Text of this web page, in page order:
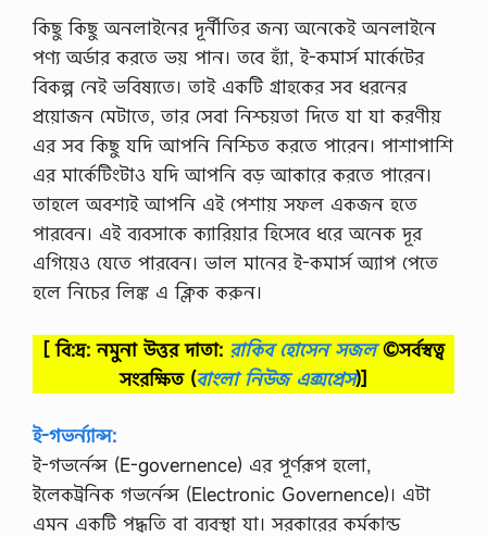
কিছু কিছু অনলাইনের দূর্নীতির জন্য অনেকেই অনলাইনে
পণ্য অর্ডার করতে ভয় পান। তবে হ্যাঁ, ই-কমার্স মার্কেটের
বিকল্প নেই ভবিষ্যতে। তাই একটি গ্রাহকের সব ধরনের
প্রয়োজন মেটাতে, তার সেবা নিশ্চয়তা দিতে যা যা করণীয়
এর সব কিছু যদি আপনি নিশ্চিত করতে পারেন। পাশাপাশি
এর মার্কেটিংটাও যদি আপনি বড় আকারে করতে পারেন।
তাহলে অবশ্যই আপনি এই পেশায় সফল একজন হতে
পারবেন। এই ব্যবসাকে ক্যারিয়ার হিসেবে ধরে অনেক দূর
এগিয়েও যেতে পারবেন। ভাল মানের ই-কমার্স অ্যাপ পেতে
হলে নিচের লিঙ্ক এ ক্লিক করুন।
[ বি:দ্র: নমুনা উত্তর দাতা: রাকিব হোসেন সজল©সর্বস্বত্ব
সংরক্ষিত (বাংলা নিউজ এক্সপ্রেস)]
ই-গভর্ন্যান্স:
ই-গভর্নেন্স (E-governence) এর পূর্ণরূপ হলাে,
ইলেকট্রনিক গভর্নেন্স (Electronic Governence)। এটা
এমন একটি পদ্ধতি বা ব্যবস্থা যা। সরকারের কর্মকান্ড